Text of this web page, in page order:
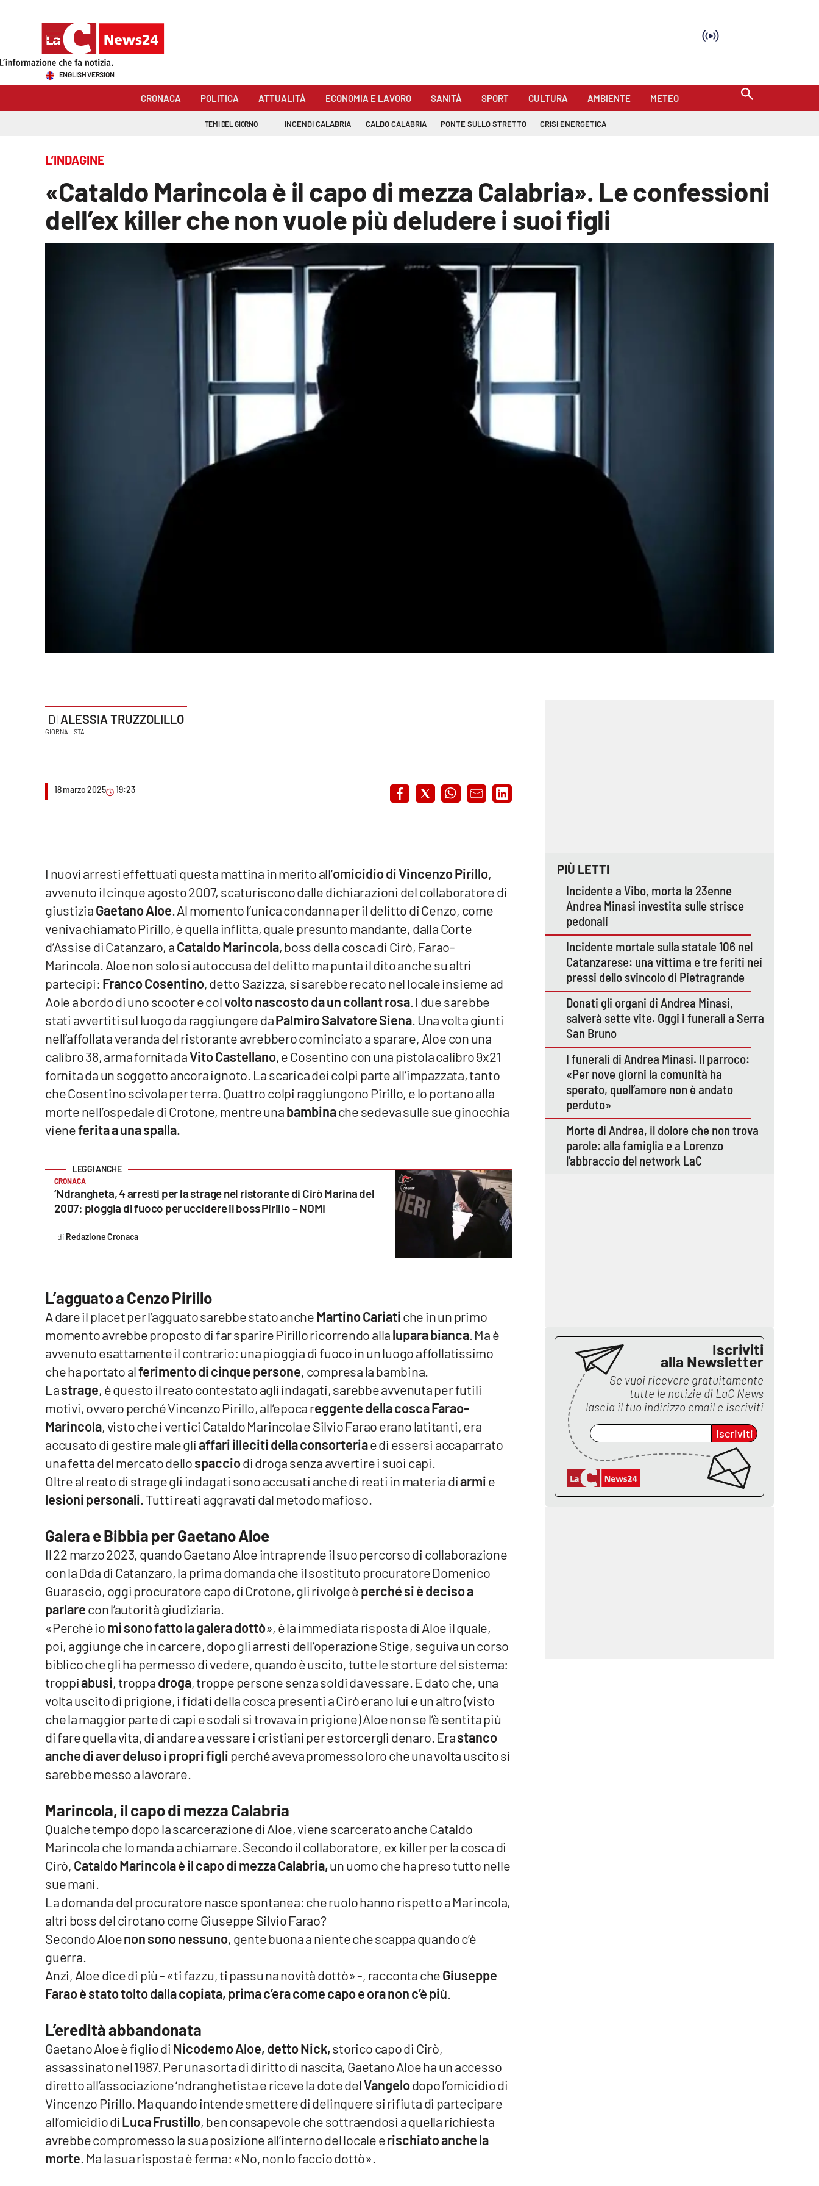
Sezioni
Economia e lavoro
Italia Mondo
Parchi Marini Calabria
Imprese Di Calabria
Le perfidie di Antonella Grippo
Streaming
LaC Network
Reggio Calabria
Calabriavisione
Destinazioni
Lacitymag.it
Lacapitalenews.it
Cosenzachannel.it
Ilvibonese.it
Catanzarochannel.it
Vai
Cookie policy
Note legali
ENGLISH VERSION
CRONACA POLITICA ATTUALITÀ ECONOMIA E LAVORO SANITÀ SPORT CULTURA AMBIENTE METEO
TEMI DEL GIORNO INCENDI CALABRIA CALDO CALABRIA PONTE SULLO STRETTO CRISI ENERGETICA
L’INDAGINE
«Cataldo Marincola è il capo di mezza Calabria». Le confessioni
dell’ex killer che non vuole più deludere i suoi figli
ALESSIA TRUZZOLILLO
GIORNALISTA
18 marzo 2025 19:23
I nuovi arresti effettuati questa mattina in merito all’omicidio di Vincenzo Pirillo,
avvenuto il cinque agosto 2007, scaturiscono dalle dichiarazioni del collaboratore di
giustiziaGaetano Aloe . Al momento l’unica condanna per il delitto di Cenzo, come
veniva chiamato Pirillo, è quella inflitta, quale presunto mandante, dalla Corte
d’Assise di Catanzaro, aCataldo Marincola, boss della cosca di Cirò, Farao-
Marincola. Aloe non solo si autoccusa del delitto ma punta il dito anche su altri
partecipi: Franco Cosentino, detto Sazizza, si sarebbe recato nel locale insieme ad
Aole a bordo di uno scooter e colvolto nascosto da un collant rosa. I due sarebbe
stati avvertiti sul luogo da raggiungere daPalmiro Salvatore Siena . Una volta giunti
nell’affollata veranda del ristorante avrebbero cominciato a sparare, Aloe con una
calibro 38, arma fornita daVito Castellano, e Cosentino con una pistola calibro 9x21
fornita da un soggetto ancora ignoto. La scarica dei colpi parte all’impazzata, tanto
che Cosentino scivola per terra. Quattro colpi raggiungono Pirillo, e lo portano alla
morte nell’ospedale di Crotone, mentre unabambinache sedeva sulle sue ginocchia
vieneferita a una spalla.
CRONACA
’Ndrangheta, 4 arresti per la strage nel ristorante di Cirò Marina del
2007: pioggia di fuoco per uccidere il boss Pirillo – NOMI
Redazione Cronaca
L’agguato a Cenzo Pirillo
A dare il placet per l’agguato sarebbe stato ancheMartino Cariatiche in un primo
momento avrebbe proposto di far sparire Pirillo ricorrendo allalupara bianca. Ma è
avvenuto esattamente il contrario: una pioggia di fuoco in un luogo affollatissimo
che ha portato alferimento di cinque persone, compresa la bambina.
Lastrage, è questo il reato contestato agli indagati, sarebbe avvenuta per futili
motivi, ovvero perché Vincenzo Pirillo, all’epoca reggente della cosca Farao-
Marincola, visto che i vertici Cataldo Marincola e Silvio Farao erano latitanti, era
accusato di gestire male gliaffari illeciti della consorteriae di essersi accaparrato
una fetta del mercato dellospacciodi droga senza avvertire i suoi capi.
Oltre al reato di strage gli indagati sono accusati anche di reati in materia diarmie
lesioni personali . Tutti reati aggravati dal metodo mafioso.
Galera e Bibbia per Gaetano Aloe
Il 22 marzo 2023, quando Gaetano Aloe intraprende il suo percorso di collaborazione
con la Dda di Catanzaro, la prima domanda che il sostituto procuratore Domenico
Guarascio, oggi procuratore capo di Crotone, gli rivolge èperché si è deciso a
parlarecon l’autorità giudiziaria.
«Perché iomi sono fatto la galera dottò», è la immediata risposta di Aloe il quale,
poi, aggiunge che in carcere, dopo gli arresti dell’operazione Stige, seguiva un corso
biblico che gli ha permesso di vedere, quando è uscito, tutte le storture del sistema:
troppiabusi, troppadroga, troppe persone senza soldi da vessare. E dato che, una
volta uscito di prigione, i fidati della cosca presenti a Cirò erano lui e un altro (visto
che la maggior parte di capi e sodali si trovava in prigione) Aloe non se l’è sentita più
di fare quella vita, di andare a vessare i cristiani per estorcergli denaro. Erastanco
anche di aver deluso i propri figli perché aveva promesso loro che una volta uscito si
sarebbe messo a lavorare.
Marincola, il capo di mezza Calabria
Qualche tempo dopo la scarcerazione di Aloe, viene scarcerato anche Cataldo
Marincola che lo manda a chiamare. Secondo il collaboratore, ex killer per la cosca di
Cirò, Cataldo Marincola è il capo di mezza Calabria,un uomo che ha preso tutto nelle
sue mani.
La domanda del procuratore nasce spontanea: che ruolo hanno rispetto a Marincola,
altri boss del cirotano come Giuseppe Silvio Farao?
Secondo Aloenon sono nessuno, gente buona a niente che scappa quando c’è
guerra.
Anzi, Aloe dice di più - «ti fazzu, ti passu na novità dottò» -, racconta cheGiuseppe
Farao è stato tolto dalla copiata, prima c’era come capo e ora non c’è più
L’eredità abbandonata
Gaetano Aloe è figlio di Nicodemo Aloe, detto Nick,storico capo di Cirò,
assassinato nel 1987. Per una sorta di diritto di nascita, Gaetano Aloe ha un accesso
diretto all’associazione ‘ndranghetista e riceve la dote delVangelodopo l’omicidio di
Vincenzo Pirillo. Ma quando intende smettere di delinquere si rifiuta di partecipare
all’omicidio diLuca Frustillo, ben consapevole che sottraendosi a quella richiesta
avrebbe compromesso la sua posizione all’interno del locale erischiato anche la
morte . Ma la sua risposta è ferma: «No, non lo faccio dottò».
PIÙ LETTI
Incidente a Vibo, morta la 23enne
Andrea Minasi investita sulle strisce
pedonali
Incidente mortale sulla statale 106 nel
Catanzarese: una vittima e tre feriti nei
pressi dello svincolo di Pietragrande
Donati gli organi di Andrea Minasi,
salverà sette vite. Oggi i funerali a Serra
San Bruno
I funerali di Andrea Minasi. Il parroco:
«Per nove giorni la comunità ha
sperato, quell’amore non è andato
perduto»
Morte di Andrea, il dolore che non trova
parole: alla famiglia e a Lorenzo
l’abbraccio del network LaC
Iscriviti
alla Newsletter
Se vuoi ricevere gratuitamente
tutte le notizie di LaC News
lascia il tuo indirizzo email e iscriviti
Iscriviti